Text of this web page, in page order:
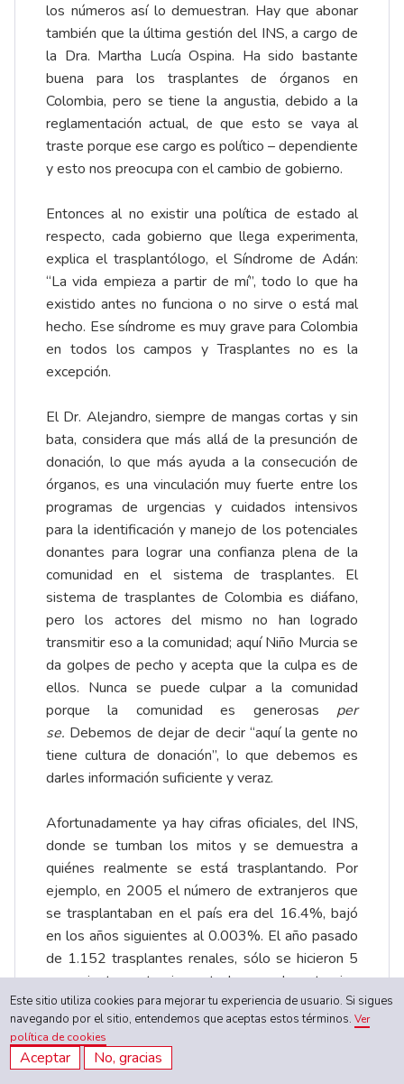
los números así lo demuestran. Hay que abonar
también que la última gestión del INS, a cargo de
la Dra. Martha Lucía Ospina. Ha sido bastante
buena para los trasplantes de órganos en
Colombia, pero se tiene la angustia, debido a la
reglamentación actual, de que esto se vaya al
traste porque ese cargo es político – dependiente
y esto nos preocupa con el cambio de gobierno.
Entonces al no existir una política de estado al
respecto, cada gobierno que llega experimenta,
explica el trasplantólogo, el Síndrome de Adán:
“La vida empieza a partir de mí”, todo lo que ha
existido antes no funciona o no sirve o está mal
hecho. Ese síndrome es muy grave para Colombia
en todos los campos y Trasplantes no es la
excepción.
El Dr. Alejandro, siempre de mangas cortas y sin
bata, considera que más allá de la presunción de
donación, lo que más ayuda a la consecución de
órganos, es una vinculación muy fuerte entre los
programas de urgencias y cuidados intensivos
para la identificación y manejo de los potenciales
donantes para lograr una confianza plena de la
comunidad en el sistema de trasplantes. El
sistema de trasplantes de Colombia es diáfano,
pero los actores del mismo no han logrado
transmitir eso a la comunidad; aquí Niño Murcia se
da golpes de pecho y acepta que la culpa es de
ellos. Nunca se puede culpar a la comunidad
porque la comunidad es generosas per
se. Debemos de dejar de decir “aquí la gente no
tiene cultura de donación”, lo que debemos es
darles información suficiente y veraz.
Afortunadamente ya hay cifras oficiales, del INS,
donde se tumban los mitos y se demuestra a
quiénes realmente se está trasplantando. Por
ejemplo, en 2005 el número de extranjeros que
se trasplantaban en el país era del 16.4%, bajó
en los años siguientes al 0.003%. El año pasado
de 1.152 trasplantes renales, sólo se hicieron 5
en pacientes extranjeros, todos con donante vivo
y todos autorizados por el INS y el ente regulador
de trasplantes del país de remisión. Eso es una
prueba fehaciente de la transparencia de los
programas de trasplante en nuestra nación.
Este sitio utiliza cookies para mejorar tu experiencia de usuario. Si sigues
navegando por el sitio, entendemos que aceptas estos términos.Ver
política de cookies
Aceptar No, gracias